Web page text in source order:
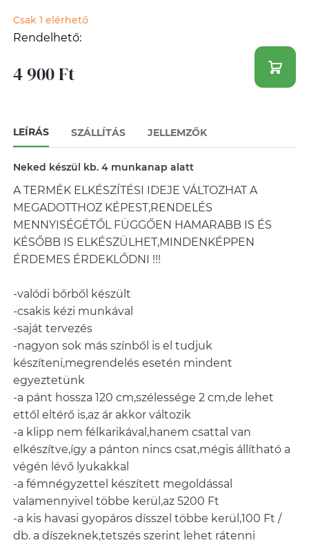
Csak 1 elérhető
Rendelhető:
4 900 Ft
LEÍRÁS SZÁLLÍTÁS JELLEMZŐK
Neked készül kb. 4 munkanap alatt
A TERMÉK ELKÉSZÍTÉSI IDEJE VÁLTOZHAT A
MEGADOTTHOZ KÉPEST,RENDELÉS
MENNYISÉGÉTŐL FÜGGŐEN HAMARABB IS ÉS
KÉSŐBB IS ELKÉSZÜLHET,MINDENKÉPPEN
ÉRDEMES ÉRDEKLŐDNI !!!
-valódi bőrből készült
-csakis kézi munkával
-saját tervezés
-nagyon sok más színből is el tudjuk
készíteni,megrendelés esetén mindent
egyeztetünk
-a pánt hossza 120 cm,szélessége 2 cm,de lehet
ettől eltérő is,az ár akkor változik
-a klipp nem félkarikával,hanem csattal van
elkészítve,így a pánton nincs csat,mégis állítható a
végén lévő lyukakkal
-a fémnégyzettel készített megoldással
valamennyivel többe kerül,az 5200 Ft
-a kis havasi gyopáros dísszel többe kerül,100 Ft /
db. a díszeknek,tetszés szerint lehet rátenni